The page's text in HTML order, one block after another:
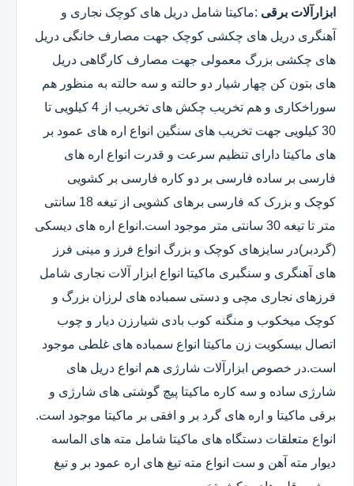
ابزارآلات برقی :ماکیتا شامل دریل های کوچک نجاری و
آهنگری دریل های چکشی کوچک جهت مصارف خانگی دریل
های چکشی بزرگ معمولی جهت مصارف کارگاهی دریل
های بتون کن چهار شیار دو حالته و سه حالته به منظور هم
سوراخکاری و هم تخریب چکش های تخریب از 4 کیلویی تا
30 کیلویی جهت تخریب های سنگین انواع اره های عمود بر
های ماکیتا دارای تنظیم سرعت و قدرت انواع اره های
فارسی بر ساده فارسی بر دو کاره فارسی بر کشویی
کوچک و بزرک که فارسی برهای کشویی از تیغه 18 سانتی
متر تا تیغه 30 سانتی متر موجود است.انواع اره های دیسکی
(گردبر)در سایزهای کوچک و بزرگ انواع فرز و مینی فرز
های آهنگری و سنگبری ماکیتا انواع ابزار آلات نجاری شامل
فرزهای نجاری مچی و دستی سمباده های لرزان بزرگ و
کوچک میخکوب و منگنه کوب بادی شیارزن دیار و چوب
اتصال بیسکویت زن ماکیتا انواع سمباده های غلطی موجود
است.در خصوص ابزارآلات شارژی هم انواع دریل های
شارژی ساده و سه کاره ماکیتا پیچ گوشتی های شارژی و
برقی ماکیتا و اره های گرد بر و افقی بر ماکیتا موجود است.
انواع متعلقات دستگاه های ماکیتا شامل مته های الماسه
دیوار مته آهن و ست انواع مته تیغ های اره عمود بر و تیغ